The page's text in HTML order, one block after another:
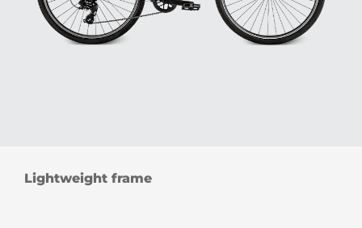
Lightweight frame